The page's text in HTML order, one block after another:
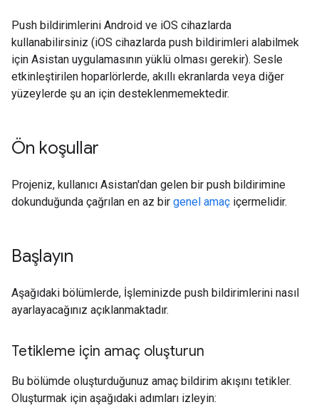
Push bildirimlerini Android ve iOS cihazlarda
kullanabilirsiniz (iOS cihazlarda push bildirimleri alabilmek
için Asistan uygulamasının yüklü olması gerekir). Sesle
etkinleştirilen hoparlörlerde, akıllı ekranlarda veya diğer
yüzeylerde şu an için desteklenmemektedir.
Ön koşullar
Projeniz, kullanıcı Asistan'dan gelen bir push bildirimine
dokunduğunda çağrılan en az bir genel amaç içermelidir.
Başlayın
Aşağıdaki bölümlerde, İşleminizde push bildirimlerini nasıl
ayarlayacağınız açıklanmaktadır.
Tetikleme için amaç oluşturun
Bu bölümde oluşturduğunuz amaç bildirim akışını tetikler.
Oluşturmak için aşağıdaki adımları izleyin: